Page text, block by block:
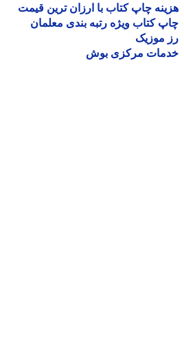
چاپ کتاب با ارزان ترین قیمت
کتاب ویژه رتبه بندی معلمان
موزیک
مرکزی بوش